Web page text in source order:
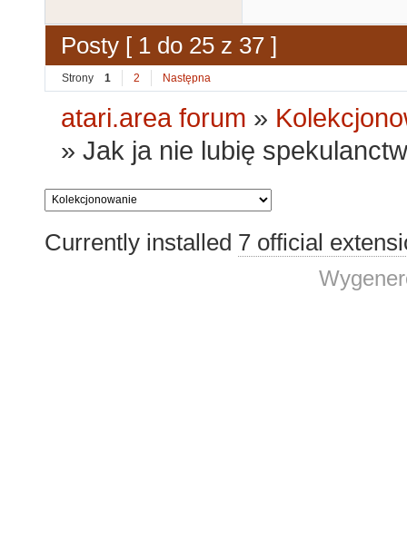
Posty [ 1 do 25 z 37 ]
Strony 1 2 Następna
atari.area forum »
»Jak ja nie lubię
Currently installed 7 official